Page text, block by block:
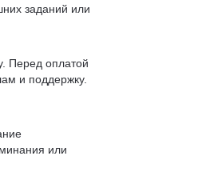
заданий или
Перед оплатой
и поддержку.
или